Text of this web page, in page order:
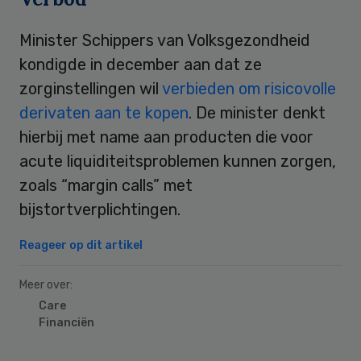
Minister Schippers van Volksgezondheid
kondigde in december aan dat ze
zorginstellingen wil verbieden om risicovolle
derivaten aan te kopen. De minister denkt
hierbij met name aan producten die voor
acute liquiditeitsproblemen kunnen zorgen,
zoals “margin calls” met
bijstortverplichtingen.
Reageer op dit artikel
Meer over:
Care
Financiën